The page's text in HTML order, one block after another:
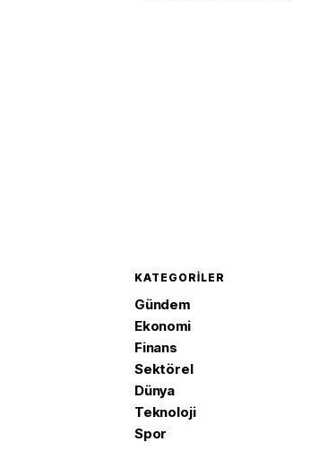
KATEGORILER
Gündem
Ekonomi
Finans
Sektörel
Dünya
Teknoloji
Spor